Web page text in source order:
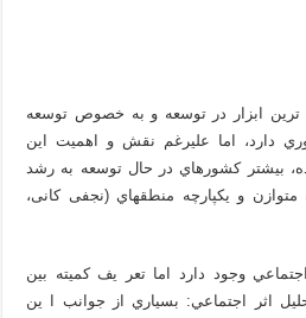
ترین ابزار در توسعه و به خصوص توسعه
دارد، اما علیرغم نقش و اهمیت این
بیشتر کشورهاي در حال توسعه به رشد
و یکپارچه منطقه­اي (نجفی کانی،
وجود دارد اما تعر يف كميته بين
اثر اجتماعي: بسياري از جوانب ا ين